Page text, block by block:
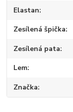
Elastan
Zesílená špička
Zesílená pata
Lem
Značka